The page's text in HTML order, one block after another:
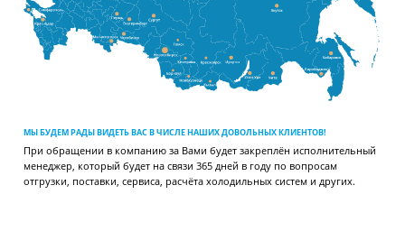
МЫ БУДЕМ РАДЫ ВИДЕТЬ ВАС В ЧИСЛЕ НАШИХ ДОВОЛЬНЫХ КЛИЕНТОВ!
При обращении в компанию за Вами будет закреплён исполнительный
менеджер, который будет на связи 365 дней в году по вопросам
отгрузки, поставки, сервиса, расчёта холодильных систем и других.